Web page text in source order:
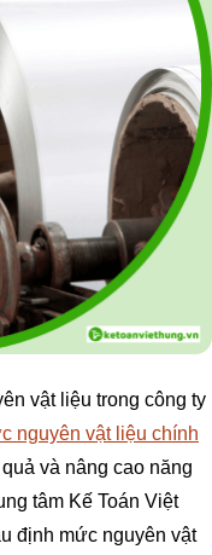
vật liệu trong công ty
nguyên vật liệu chính
và nâng cao năng
tâm Kế Toán Việt
định mức nguyên vật